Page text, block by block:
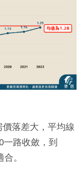
落差大，平均線
路收斂，到
。